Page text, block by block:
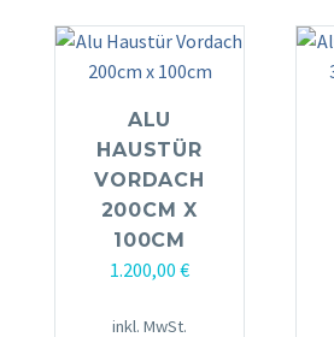
ALU
HAUSTÜR
VORDACH
200CM X
100CM
1.200,00 €
inkl. MwSt.